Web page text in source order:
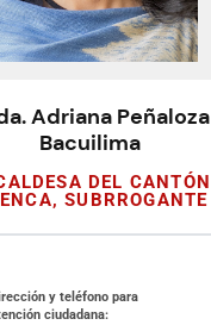
Adriana Peñaloza
Bacuilima
DEL CANTÓN
SUBRROGANTE
y teléfono para
ciudadana: